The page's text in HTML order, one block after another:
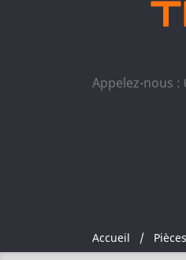
Appelez-nous :
Accueil Pièces